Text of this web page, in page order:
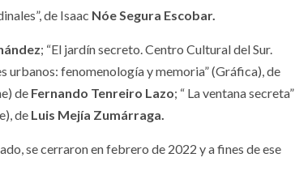
de Isaac Nóe Segura Escobar.
; “El jardín secreto. Centro Cultural del Sur.
urbanos: fenomenología y memoria” (Gráfica), de
de Fernando Tenreiro Lazo; “ La ventana secreta”
de Luis Mejía Zumárraga.
se cerraron en febrero de 2022 y a fines de ese